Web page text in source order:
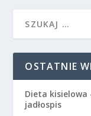
OSTATNIE
Dieta kisielowa
jadłospis